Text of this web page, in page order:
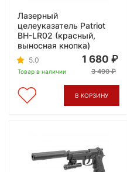
Лазерный
целеуказатель Patriot
BH-LR02 (красный,
выносная кнопка)
5.0
Товар в наличии
1 680
3 490
В КОРЗИНУ